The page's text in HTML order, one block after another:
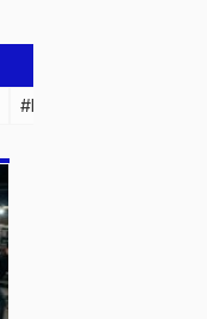
#Pemprov Jambi